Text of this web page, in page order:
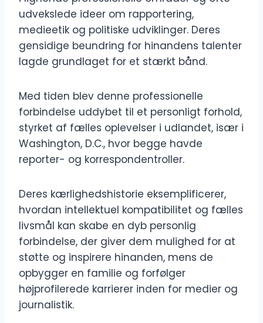
udvekslede ideer om rapportering,
medieetik og politiske udviklinger. Deres
gensidige beundring for hinandens talenter
lagde grundlaget for et stærkt bånd.
Med tiden blev denne professionelle
forbindelse uddybet til et personligt forhold,
styrket af fælles oplevelser i udlandet, især i
Washington, D.C., hvor begge havde
reporter- og korrespondentroller.
Deres kærlighedshistorie eksemplificerer,
hvordan intellektuel kompatibilitet og fælles
livsmål kan skabe en dyb personlig
forbindelse, der giver dem mulighed for at
støtte og inspirere hinanden, mens de
opbygger en familie og forfølger
højprofilerede karrierer inden for medier og
journalistik.